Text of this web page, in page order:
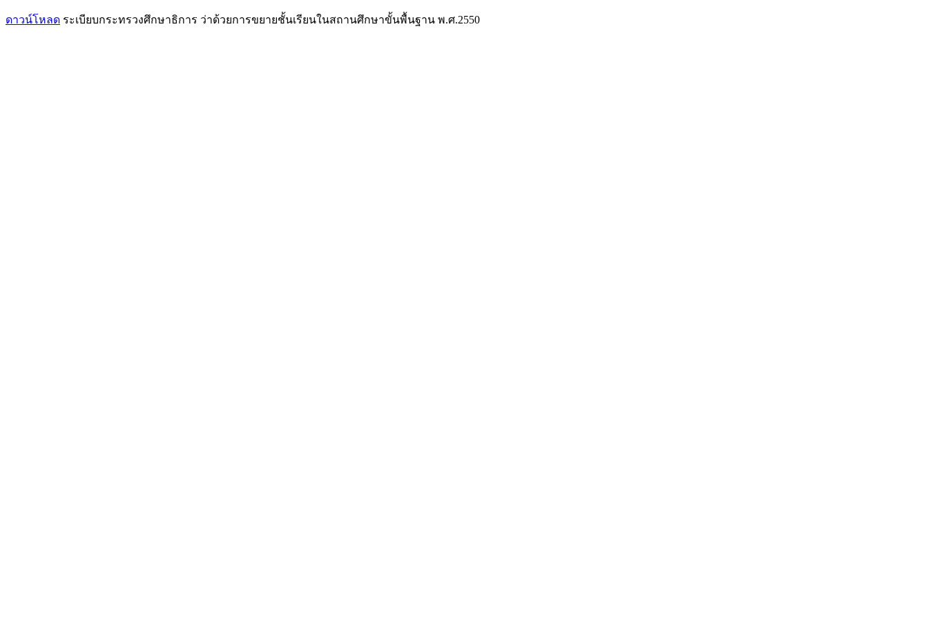
ดาวน์โหลด ระเบียบกระทรวงศึกษาธิการ ว่าด้วยการขยายชั้นเรียนในสถานศึกษาขั้นพื้นฐาน พ.ศ.2550